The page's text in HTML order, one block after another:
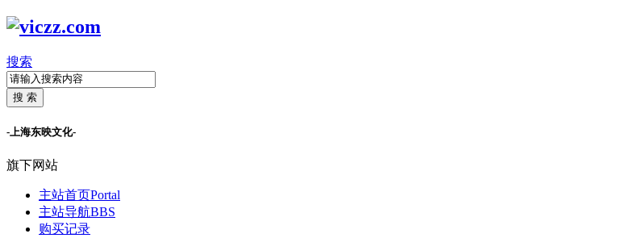
搜索
搜 索
-上海东映文化-
旗下网站
主站首页Portal
主站导航BBS
购买记录